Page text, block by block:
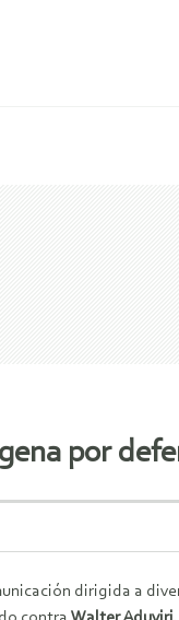
por
dirigida a